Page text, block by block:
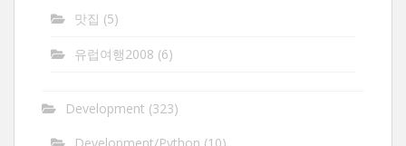
맛집 (5)
유럽여행2008 (6)
Development (323)